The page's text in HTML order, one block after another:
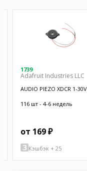
1739
Adafruit Industries LLC
AUDIO PIEZO XDCR 1-30V
116 шт - 4-6 недель
от 169 ₽
Кэшбэк + 25